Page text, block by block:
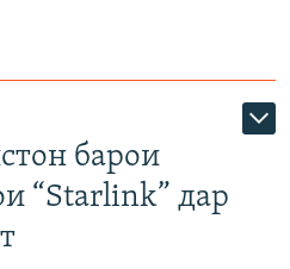
барои
“Starlink” дар